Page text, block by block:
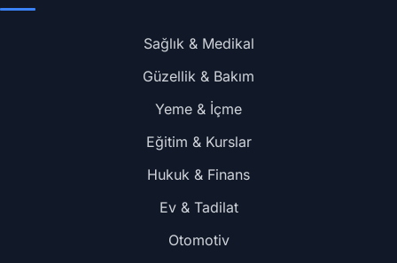
Sağlık & Medikal
Güzellik & Bakım
Yeme & İçme
Eğitim & Kurslar
Hukuk & Finans
Ev & Tadilat
Otomotiv